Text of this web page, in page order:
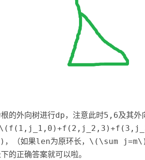
的外向树进行dp，注意此时5,6及其外
，（如果len为原环长， \(\sum
的正确答案就可以啦。